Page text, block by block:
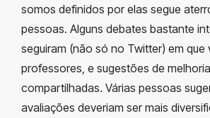
somos definidos por elas segue
pessoas. Alguns debates bastante
seguiram (não só no Twitter) em que
professores, e sugestões de
compartilhadas. Várias pessoas
avaliações deveriam ser mais